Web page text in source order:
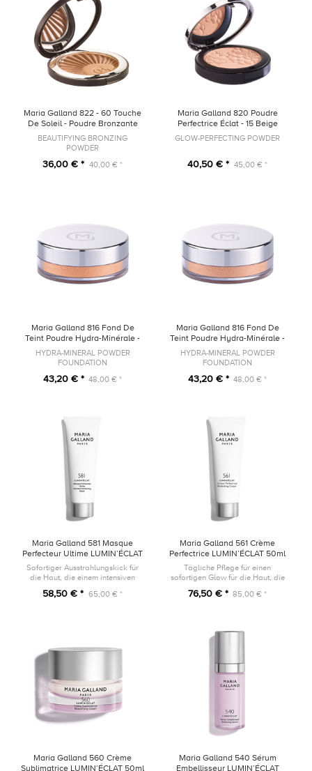
Maria Galland 822 - 60 Touche
De Soleil - Poudre Bronzante
Sublimatrice
BEAUTIFYING BRONZING
POWDER
36,00 € * 40,00 € *
Maria Galland 820 Poudre
Perfectrice Éclat - 15 Beige
GLOW-PERFECTING POWDER
40,50 € * 45,00 € *
Maria Galland 816 Fond De
Teint Poudre Hydra-Minérale -
25 Doré
HYDRA-MINERAL POWDER
FOUNDATION
43,20 € * 48,00 € *
Maria Galland 816 Fond De
Teint Poudre Hydra-Minérale -
15 Beige
HYDRA-MINERAL POWDER
FOUNDATION
43,20 € * 48,00 € *
Maria Galland 581 Masque
Perfecteur Ultime LUMIN’ÉCLAT
50ml
Sofortiger Ausstrahlungskick für
die Haut, die einem intensiven
58,50 € * 65,00 € *
Maria Galland 561 Crème
Perfectrice LUMIN’ÉCLAT 50ml
Tägliche Pflege für einen
sofortigen Glow für die Haut, die
ausgesetzt ist.
76,50 € * 85,00 € *
Maria Galland 560 Crème
Sublimatrice LUMIN’ÉCLAT 50ml
Maria Galland 540 Sérum
Embellisseur LUMIN’ÉCLAT